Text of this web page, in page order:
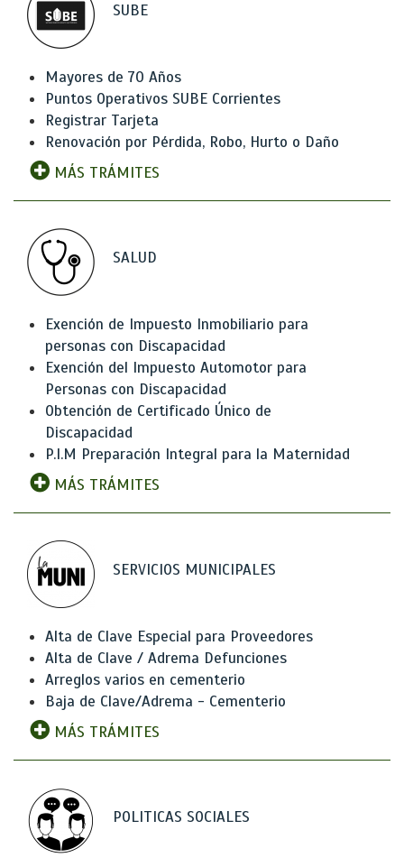
SUBE
Mayores de 70 Años
Puntos Operativos SUBE Corrientes
Registrar Tarjeta
Renovación por Pérdida, Robo, Hurto o Daño
MÁS TRÁMITES
SALUD
Exención de Impuesto Inmobiliario para
personas con Discapacidad
Exención del Impuesto Automotor para
Personas con Discapacidad
Obtención de Certificado Único de
Discapacidad
P.I.M Preparación Integral para la Maternidad
MÁS TRÁMITES
SERVICIOS MUNICIPALES
Alta de Clave Especial para Proveedores
Alta de Clave / Adrema Defunciones
Arreglos varios en cementerio
Baja de Clave/Adrema - Cementerio
MÁS TRÁMITES
POLITICAS SOCIALES